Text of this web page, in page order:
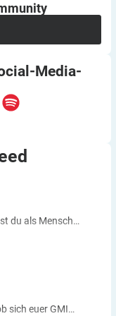
Media-
du als Mensch
aber die
den frühen
Auch bei
du die Basalrate
abends
sich euer GMI